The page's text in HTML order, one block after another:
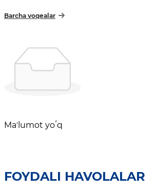
Barcha voqealar
Maʼlumot yoʻq
FOYDALI HAVOLALAR